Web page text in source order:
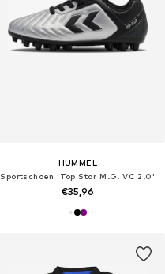
HUMMEL
Sportschoen 'Top Star M.G. VC 2.0'
€35,96